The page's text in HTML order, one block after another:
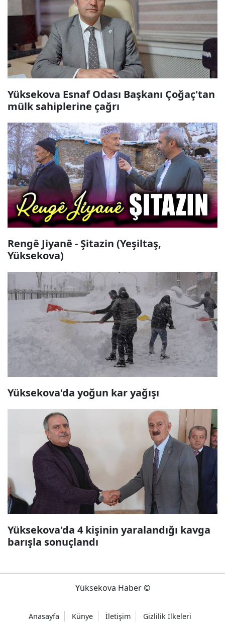
Yüksekova Esnaf Odası Başkanı Çoğaç'tan
mülk sahiplerine çağrı
Rengê Jiyanê - Şitazin (Yeşiltaş,
Yüksekova)
Yüksekova'da yoğun kar yağışı
Yüksekova'da 4 kişinin yaralandığı kavga
barışla sonuçlandı
Yüksekova Haber ©
Anasayfa Künye İletişim Gizlilik İlkeleri